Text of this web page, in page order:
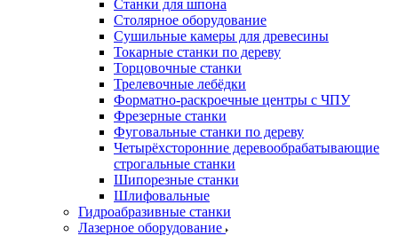
Станки для шпона
Столярное оборудование
Сушильные камеры для древесины
Токарные станки по дереву
Торцовочные станки
Трелевочные лебёдки
Форматно-раскроечные центры с ЧПУ
Фрезерные станки
Фуговальные станки по дереву
Четырёхсторонние деревообрабатывающие
строгальные станки
Шипорезные станки
Шлифовальные
Гидроабразивные станки
Лазерное оборудование